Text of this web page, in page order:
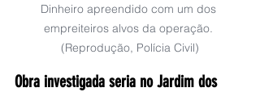
Dinheiro apreendido com um dos
empreiteiros alvos da operação.
(Reprodução, Polícia Civil)
Obra investigada seria no Jardim dos